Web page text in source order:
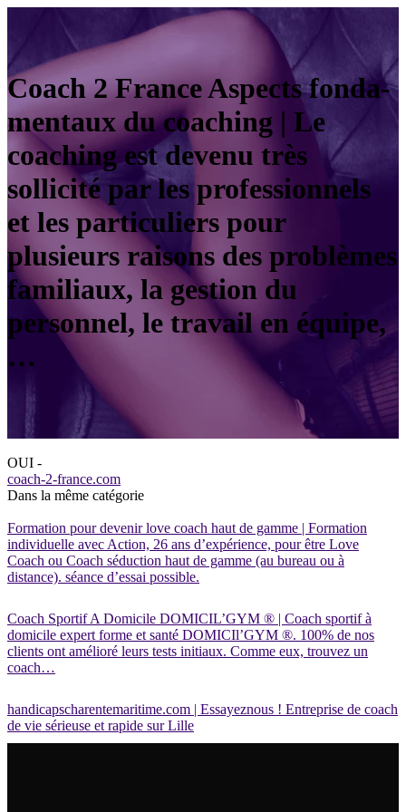
Coach 2 France Aspects fon­da­
men­taux du coaching | Le
coaching est devenu très
sollicité par les professionnels
et les particuliers pour
plusieurs raisons des problèmes
familiaux, la gestion du
personnel, le travail en équipe,
…
OUI -
coach-2-france.com
Dans la même catégorie
Formation pour devenir love coach haut de gamme | Formation
individuelle avec Action, 26 ans d’expérience, pour être Love
Coach ou Coach séduction haut de gamme (au bureau ou à
distance). séance d’essai possible.
Coach Sportif A Domicile DOMICIL’GYM ® | Coach sportif à
domicile expert forme et santé DOMICIl’GYM ®. 100% de nos
clients ont amélioré leurs tests initiaux. Comme eux, trouvez un
coach…
handicapscharentemaritime.com | Essayeznous ! Entreprise de coach
de vie sérieuse et rapide sur Lille